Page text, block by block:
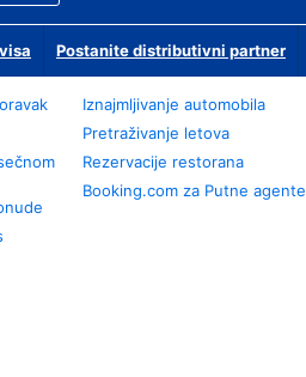
Postanite distributivni partner
Iznajmljivanje automobila
Pretraživanje letova
Rezervacije restorana
Booking.com za Putne agente